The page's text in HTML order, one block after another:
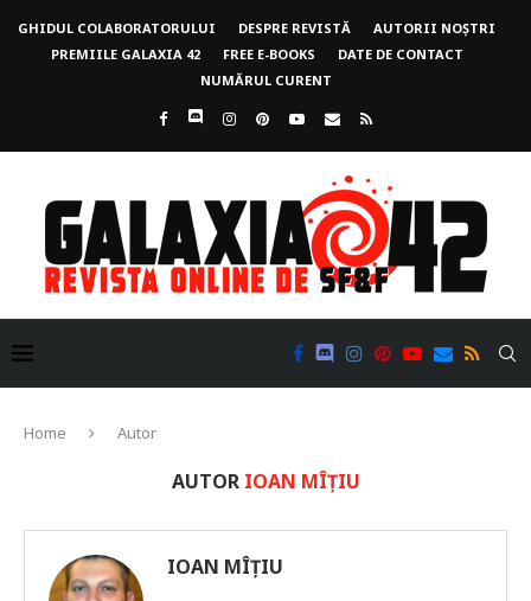
GHIDUL COLABORATORULUI DESPRE REVISTĂ
AUTORII NOȘTRI
PREMIILE GALAXIA 42
FREE E-BOOKS
DATE DE CONTACT
NUMĂRUL CURENT
Home Autor
AUTOR IOAN MÎȚIU
IOAN MÎȚIU